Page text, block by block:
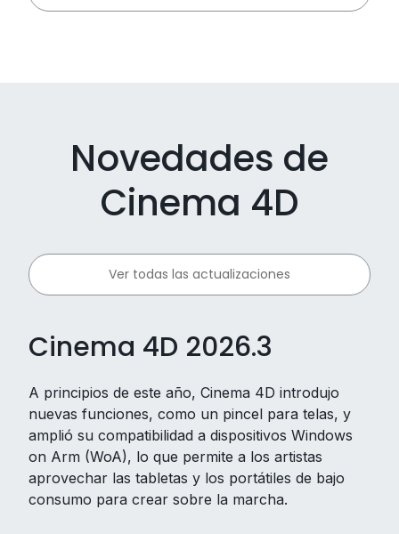
Novedades de
Cinema 4D
Ver todas las actualizaciones
Cinema 4D 2026.3
A principios de este año, Cinema 4D introdujo
nuevas funciones, como un pincel para telas, y
amplió su compatibilidad a dispositivos Windows
on Arm (WoA), lo que permite a los artistas
aprovechar las tabletas y los portátiles de bajo
consumo para crear sobre la marcha.